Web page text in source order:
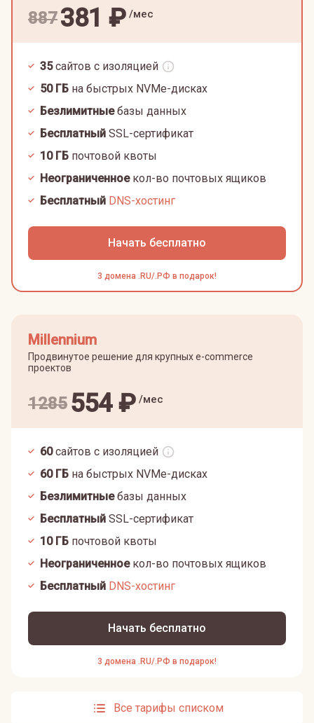
887381 ₽ /мес
35 сайтов с изоляцией
50ГБ на быстрых NVMe-дисках
Безлимитныебазы данных
Бесплатный SSL-сертификат
10ГБ почтовой квоты
Неограниченноекол-во почтовых ящиков
Бесплатный DNS-хостинг
Начать бесплатно
3 домена .RU/.РФ в подарок!
Millennium
Продвинутое решение для крупных e-commerce
проектов
1285 554₽ /мес
60 сайтов с изоляцией
60ГБ на быстрых NVMe-дисках
Безлимитныебазы данных
Бесплатный SSL-сертификат
10ГБ почтовой квоты
Неограниченноекол-во почтовых ящиков
Бесплатный DNS-хостинг
Начать бесплатно
3 домена .RU/.РФ в подарок!
Все тарифы списком